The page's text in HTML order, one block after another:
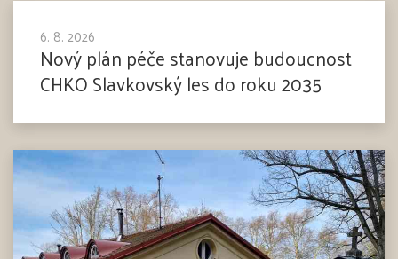
6. 8. 2026
Nový plán péče stanovuje budoucnost
CHKO Slavkovský les do roku 2035